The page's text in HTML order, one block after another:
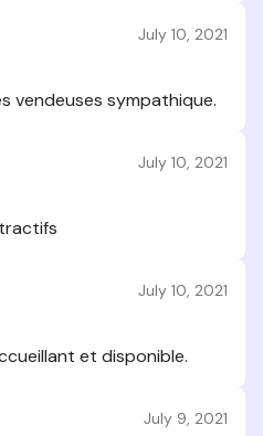
July 10, 2021
vendeuses sympathique.
July 10, 2021
July 10, 2021
et disponible.
July 9, 2021